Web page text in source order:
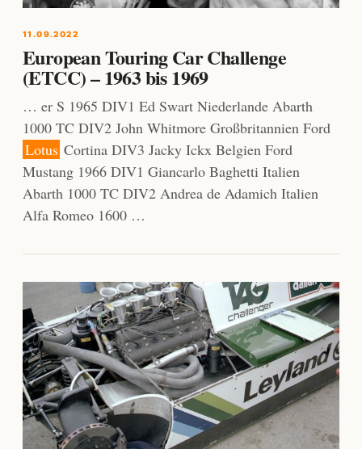
11.09.2022
European Touring Car Challenge
(ETCC) – 1963 bis 1969
… er S 1965 DIV1 Ed Swart Niederlande Abarth
1000 TC DIV2 John Whitmore Großbritannien Ford
Lotus Cortina DIV3 Jacky Ickx Belgien Ford
Mustang 1966 DIV1 Giancarlo Baghetti Italien
Abarth 1000 TC DIV2 Andrea de Adamich Italien
Alfa Romeo 1600 …